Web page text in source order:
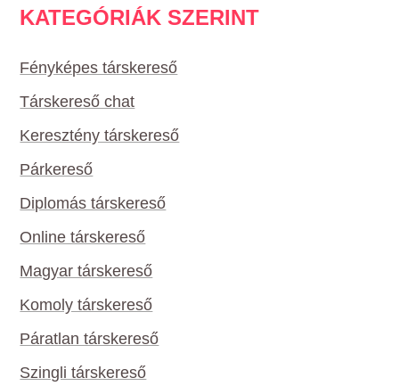
KATEGÓRIÁK SZERINT
Fényképes társkereső
Társkereső chat
Keresztény társkereső
Párkereső
Diplomás társkereső
Online társkereső
Magyar társkereső
Komoly társkereső
Páratlan társkereső
Szingli társkereső